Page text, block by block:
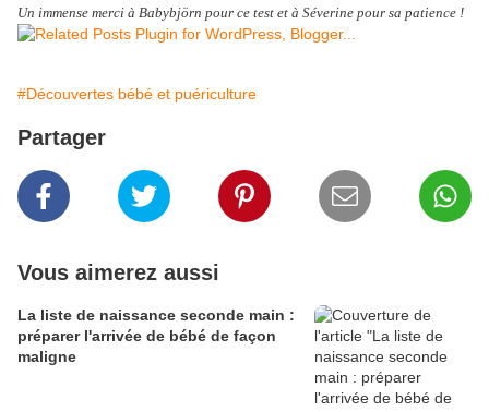
Un immense merci à Babybjörn pour ce test et à Séverine pour sa patience !
#Découvertes bébé et puériculture
Partager
Vous aimerez aussi
La liste de naissance seconde main :
préparer l'arrivée de bébé de façon
maligne